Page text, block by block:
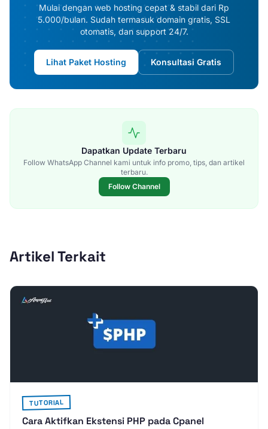
Mulai dengan web hosting cepat & stabil dari Rp
5.000/bulan. Sudah termasuk domain gratis, SSL
otomatis, dan support 24/7.
Lihat Paket Hosting Konsultasi Gratis
Dapatkan Update Terbaru
Follow WhatsApp Channel kami untuk info promo, tips, dan artikel
terbaru.
Follow Channel
Artikel Terkait
TUTORIAL
Cara Aktifkan Ekstensi PHP pada Cpanel